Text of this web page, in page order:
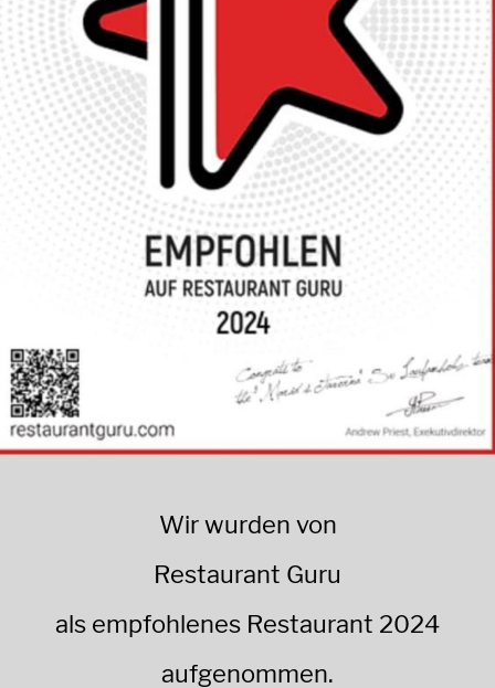
Wir wurden von
Restaurant Guru
als empfohlenes Restaurant 2024
aufgenommen.